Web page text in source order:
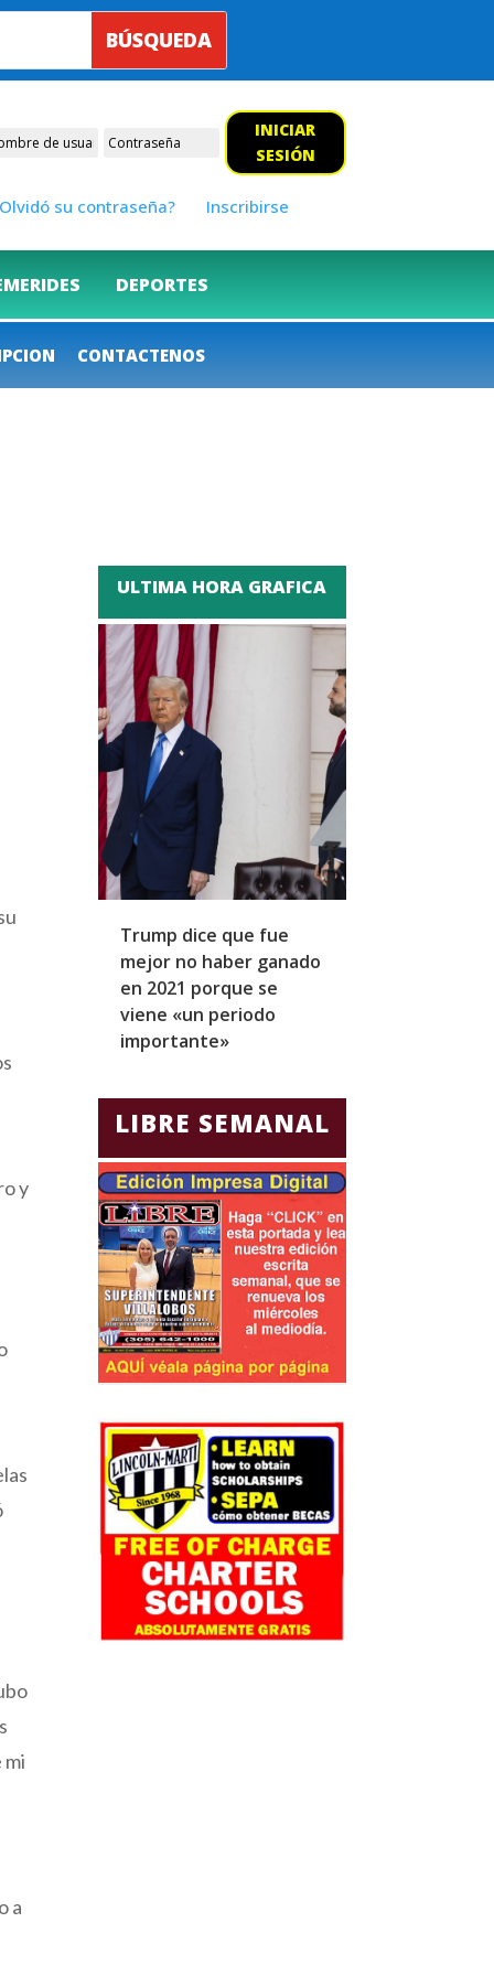
INICIAR
SESIÓN
su contraseña? Inscribirse
DEPORTES
CONTACTENOS
y
mi
a
ULTIMA HORA GRAFICA
Trump dice que fue
mejor no haber ganado
en 2021 porque se
viene «un periodo
importante»
LIBRE SEMANAL